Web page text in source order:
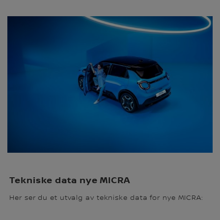
Tekniske data nye MICRA
Her ser du et utvalg av tekniske data for nye MICRA: